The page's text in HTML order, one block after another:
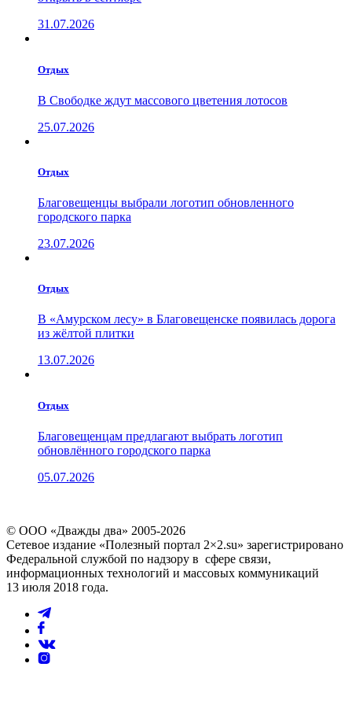
31.07.2026
Отдых
В Свободке ждут массового цветения лотосов
25.07.2026
Отдых
Благовещенцы выбрали логотип обновленного
городского парка
23.07.2026
Отдых
В «Амурском лесу» в Благовещенске появилась дорога
из жёлтой плитки
13.07.2026
Отдых
Благовещенцам предлагают выбрать логотип
обновлённого городского парка
05.07.2026
© ООО «Дважды два» 2005-2026
Сетевое издание «Полезный портал 2×2.su» зарегистрировано
Федеральной службой по надзору в сфере связи,
информационных технологий и массовых коммуникаций
13 июля 2018 года.